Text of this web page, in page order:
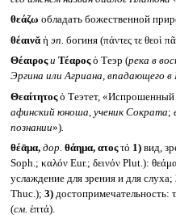
θεάζω обладать божественной
θέαινᾰ ἡ эп. богиня (πάντες τε θεοὶ
Θέαιροςи Τέαροςὁ Теэр (река в
Эргина или Агриана, впадающего в
Θεαίτητοςὁ Теэтет, «Испрошенный
афинский юноша, ученик Сократа;
познании»).
θέᾱμα, дор. θάημα, ατοςτό 1)вид,
Soph.; καλόν Eur.; δεινόν Plut.):
услаждение для зрения и для слуха;
Thuc.); 3)достопримечательность:
(см. ἑπτά).